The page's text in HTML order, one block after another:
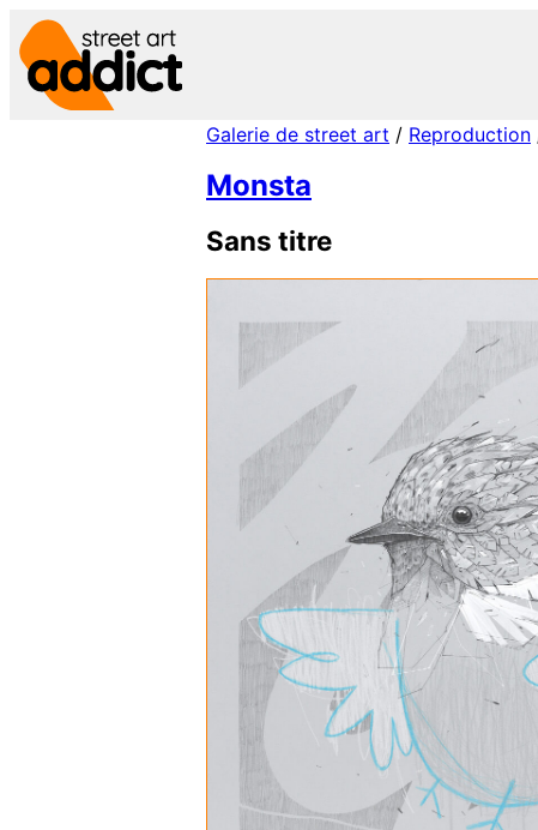
Aller
au
contenu
Galerie de street art / Reproduction
Monsta
Sans titre